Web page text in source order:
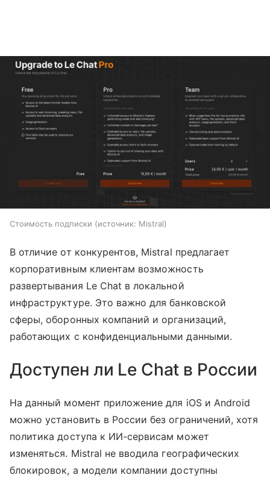
Стоимость подписки источник: Mistral
В отличие от конкурентов, Mistral предлагает
корпоративным клиентам возможность
развертывания Le Chat в локальной
инфраструктуре. Это важно для банковской
сферы, оборонных компаний и организаций,
работающих с конфиденциальными данными.
Доступен ли Le Chat в России
На данный момент приложение для iOS и Android
можно установить в России без ограничений, хотя
политика доступа к ИИ-сервисам может
изменяться. Mistral не вводила географических
блокировок, а модели компании доступны